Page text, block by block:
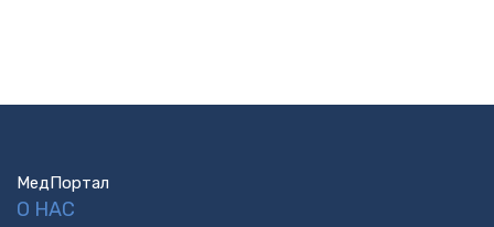
МедПортал
О НАС